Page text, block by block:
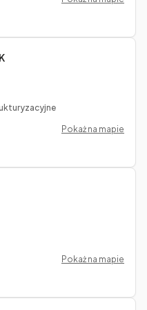
Pokaż na mapie
Pokaż na mapie